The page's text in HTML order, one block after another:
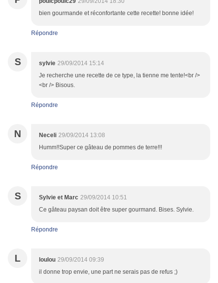
bien gourmande et réconfortante cette recette! bonne idée!
Répondre
S sylvie 29/09/2014 15:14
Je recherche une recette de ce type, la tienne me tente!<br />
<br /> Bisous.
Répondre
N Neceli 29/09/2014 13:08
Humm!!Super ce gâteau de pommes de terre!!!
Répondre
S Sylvie et Marc 29/09/2014 10:51
Ce gâteau paysan doit être super gourmand. Bises. Sylvie.
Répondre
L loulou 29/09/2014 09:39
il donne trop envie, une part ne serais pas de refus ;)